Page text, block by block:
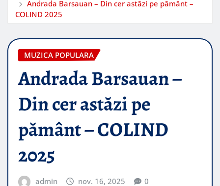
Andrada Barsauan – Din cer astăzi pe pământ –
COLIND 2025
MUZICA POPULARA
Andrada Barsauan –
Din cer astăzi pe
pământ – COLIND
2025
admin nov. 16, 2025 0